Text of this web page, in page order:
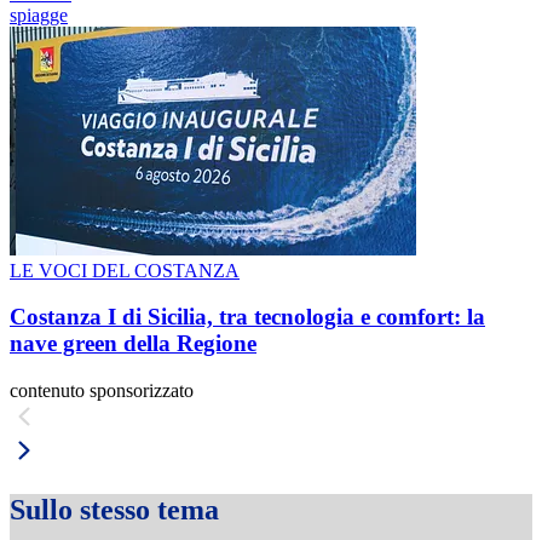
spiagge
LE VOCI DEL COSTANZA
Costanza I di Sicilia, tra tecnologia e comfort: la
nave green della Regione
contenuto sponsorizzato
Sullo stesso tema